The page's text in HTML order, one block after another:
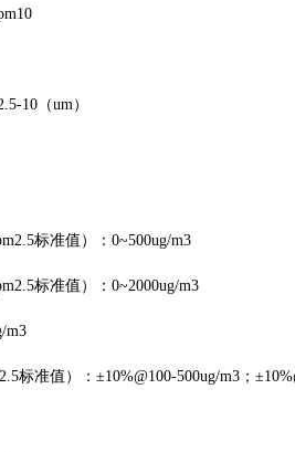
10（um）
标准值）：0~500ug/m3
标准值）：0~2000ug/m3
m3
标准值）： ±10%@100-500ug/m3； ±